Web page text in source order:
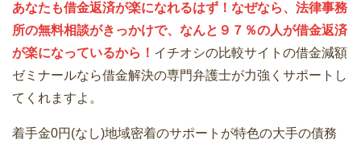
あなたも借金返済が楽になれるはず！なぜなら、法律事務
所の無料相談がきっかけで、なんと９７％の人が借金返済
が楽になっているから！ イチオシの比較サイトの借金減額
ゼミナールなら借金解決の専門弁護士が力強くサポートし
てくれますよ。
着手金0円(なし)地域密着のサポートが特色の大手の債務